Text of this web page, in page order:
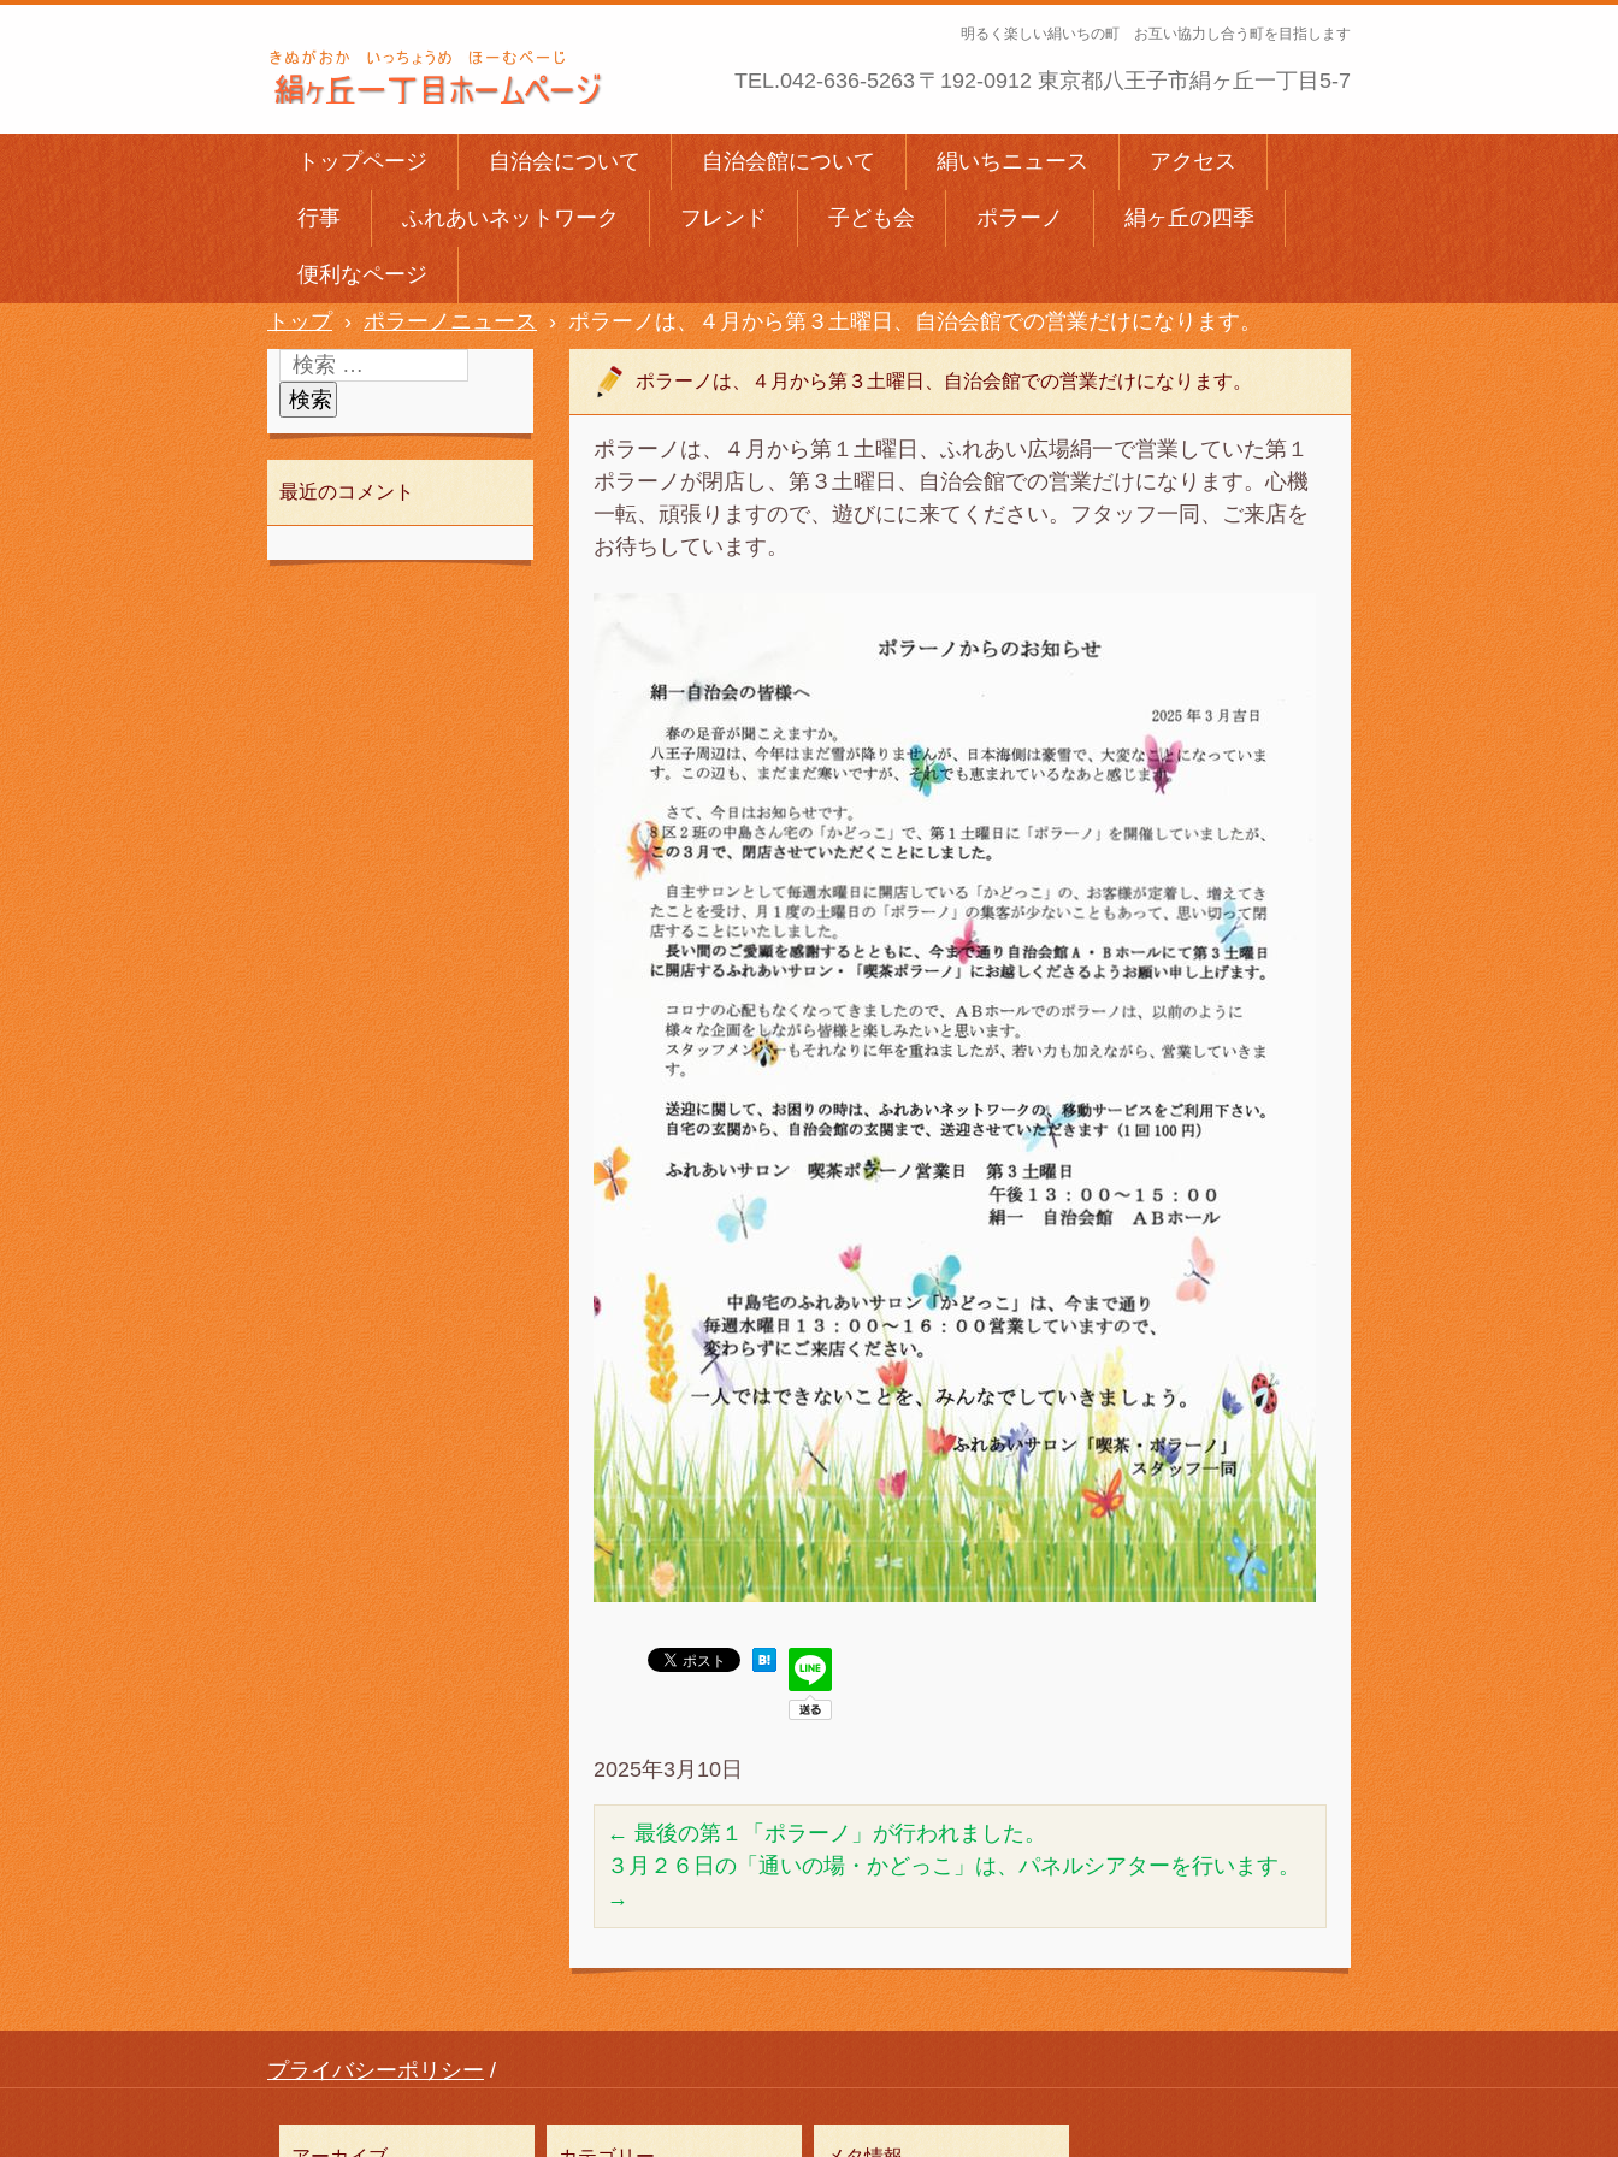
明るく楽しい絹いちの町 お互い協力し合う町を目指します
TEL.042-636-5263 〒192-0912 東京都八王子市絹ヶ丘一丁目5-7
トップページ 自治会について 自治会館について 絹いちニュース アクセス
行事 ふれあいネットワーク フレンド 子ども会 ポラーノ 絹ヶ丘の四季
便利なページ
トップ › ポラーノニュース › ポラーノは、４月から第３土曜日、自治会館での営業だけになります。
ポラーノは、４月から第３土曜日、自治会館での営業だけになります。
ポラーノは、４月から第１土曜日、ふれあい広場絹一で営業していた第１
ポラーノが閉店し、第３土曜日、自治会館での営業だけになります。心機
一転、頑張りますので、遊びにに来てください。フタッフ一同、ご来店を
お待ちしています。
2025年3月10日
← 最後の第１「ポラーノ」が行われました。
３月２６日の「通いの場・かどっこ」は、パネルシアターを行います。
→
最近のコメント
プライバシーポリシー